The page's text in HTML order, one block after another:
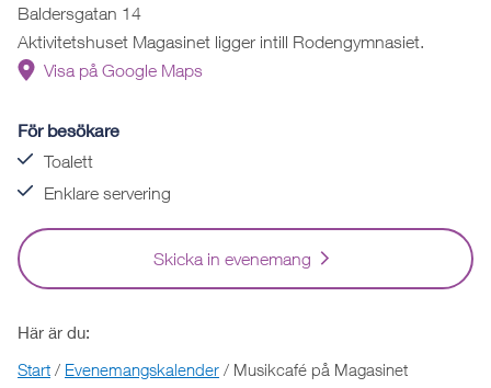
Baldersgatan 14
Aktivitetshuset Magasinet ligger intill Rodengymnasiet.
Visa på Google Maps
För besökare
Toalett
Enklare servering
Skicka in evenemang
Här är du:
Start / Evenemangskalender / Musikcafé på Magasinet